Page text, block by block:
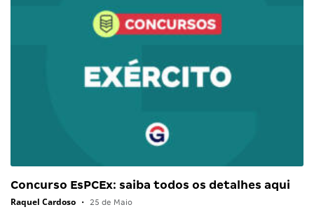
Concurso EsPCEx: saiba todos os detalhes aqui
Raquel Cardoso • 25 de Maio